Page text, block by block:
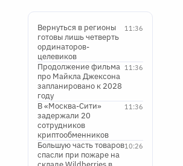
11:36
Вернуться в регионы
готовы лишь четверть
ординаторов-
целевиков
11:36
Продолжение фильма
про Майкла Джексона
запланировано к 2028
году
11:36
В «Москва-Сити»
задержали 20
сотрудников
криптообменников
10:26
Большую часть товаров
спасли при пожаре на